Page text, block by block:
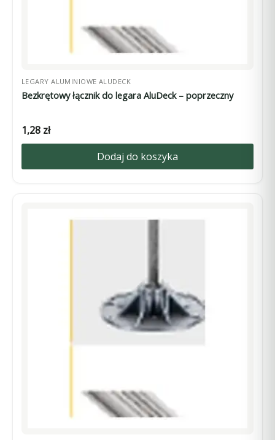
LEGARY ALUMINIOWE ALUDECK
Bezkrętowy łącznik do legara AluDeck – poprzeczny
1,28 zł
Dodaj do koszyka